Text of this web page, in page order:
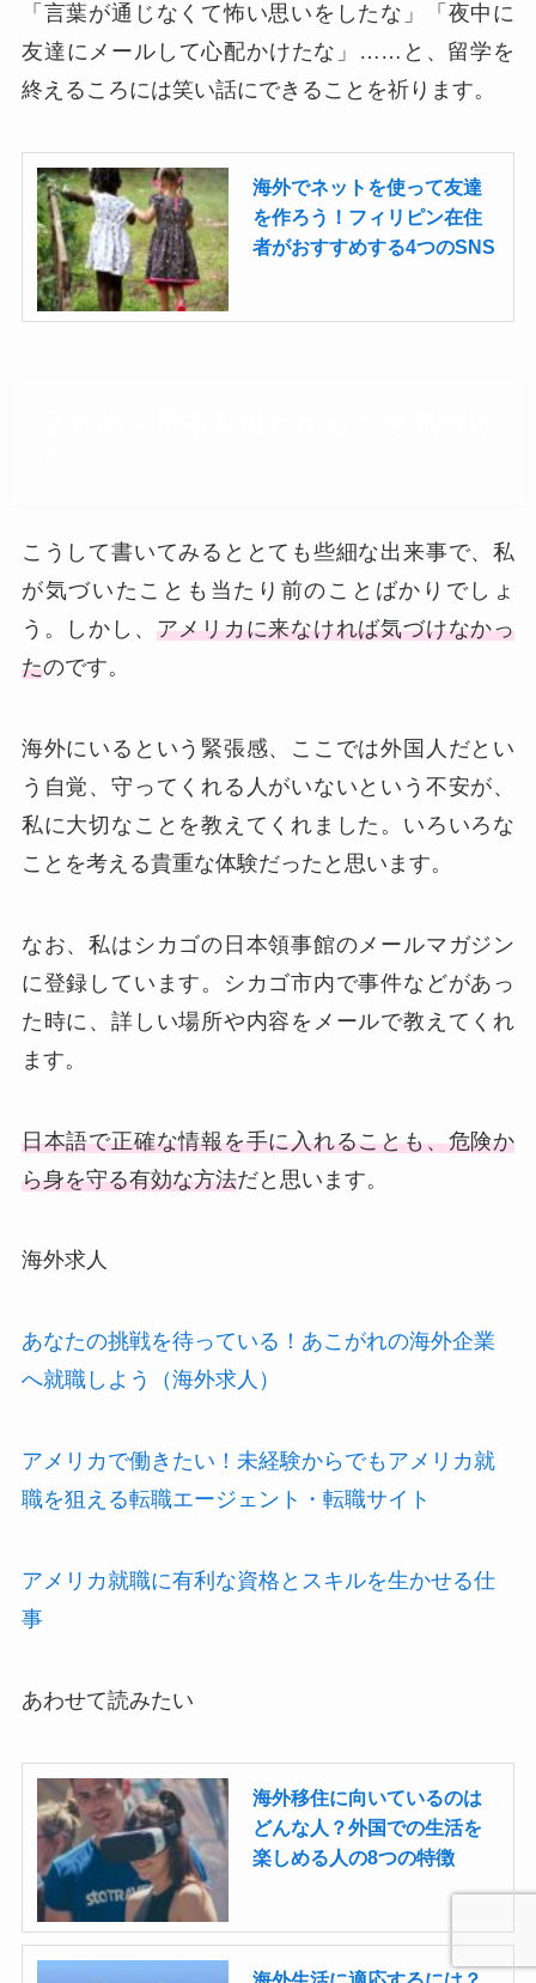
「言葉が通じなくて怖い思いをしたな」「夜中に
友達にメールして心配かけたな」……と、留学を
終えるころには笑い話にできることを祈ります。
海外でネットを使って友達
を作ろう！フィリピン在住
者がおすすめする4つのSNS
こうして書いてみるととても些細な出来事で、私
が気づいたことも当たり前のことばかりでしょ
う。しかし、 アメリカに来なければ気づけなかっ
たのです。
海外にいるという緊張感、ここでは外国人だとい
う自覚、守ってくれる人がいないという不安が、
私に大切なことを教えてくれました。いろいろな
ことを考える貴重な体験だったと思います。
なお、私はシカゴの日本領事館のメールマガジン
に登録しています。シカゴ市内で事件などがあっ
た時に、詳しい場所や内容をメールで教えてくれ
ます。
日本語で正確な情報を手に入れることも、危険か
ら身を守る有効な方法だと思います。
海外求人
あなたの挑戦を待っている！あこがれの海外企業
へ就職しよう（海外求人）
アメリカで働きたい！未経験からでもアメリカ就
職を狙える転職エージェント・転職サイト
アメリカ就職に有利な資格とスキルを生かせる仕
事
あわせて読みたい
海外移住に向いているのは
どんな人？外国での生活を
楽しめる人の8つの特徴